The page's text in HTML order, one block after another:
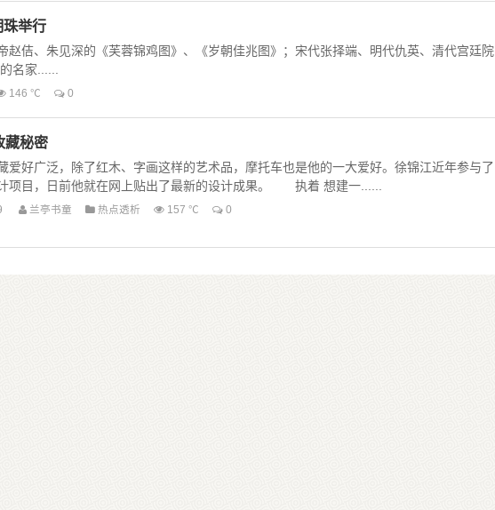
珠举行
赵佶、朱见深的《芙蓉锦鸡图》、《岁朝佳兆图》；宋代张择端、明代仇英、清代宫廷院
名家......
146 ℃ 0
藏秘密
爱好广泛，除了红木、字画这样的艺术品，摩托车也是他的一大爱好。徐锦江近年参与了
项目，日前他就在网上贴出了最新的设计成果。 执着 想建一......
兰亭书童 热点透析 157 ℃ 0